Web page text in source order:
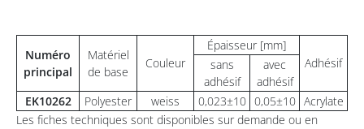
Numéro
principal
Matériel
de base
Couleur
Épaisseur [mm]
Adhésif
sans
adhésif
avec
adhésif
EK10262
Polyester weiss 0,023±10 0,05±10 Acrylate
Les fiches techniques sont disponibles sur demande ou en